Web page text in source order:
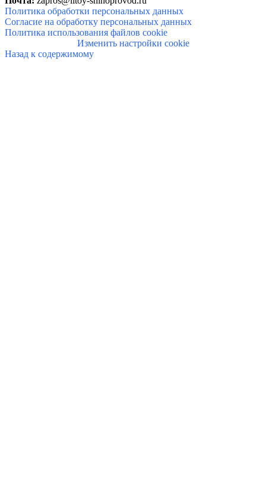
Политика обработки персональных данных
Согласие на обработку персональных данных
Политика использования файлов cookie
Изменить настройки cookie
Назад к содержимому